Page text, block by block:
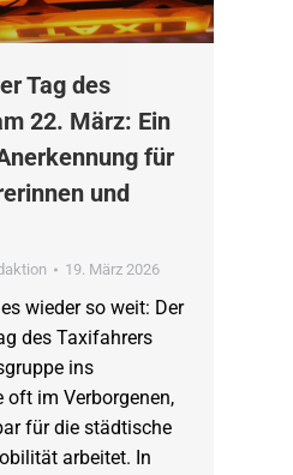
Tag des
22. März: Ein
für
und
19. März 2026
wieder so weit: Der
des Taxifahrers
ins
oft im Verborgenen,
für die städtische
arbeitet. In